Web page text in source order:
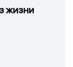
жизни